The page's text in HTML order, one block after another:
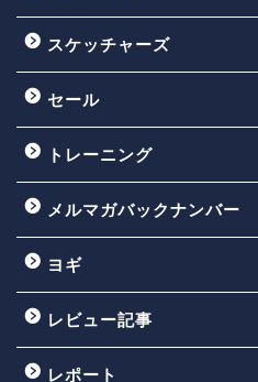
スケッチャーズ
セール
トレーニング
メルマガバックナンバー
ヨギ
レビュー記事
レポート